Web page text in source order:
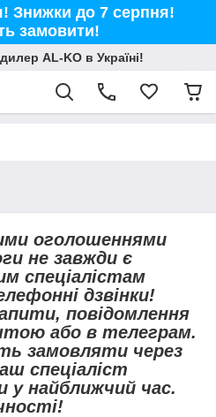
Знижки до 7 серпня!
замовити!
AL-KO в Україні!
оголошеннями
не завжди є
спеціалістам
дзвінки!
повідомлення
або в телеграм.
замовляти через
спеціаліст
у найближчий час.